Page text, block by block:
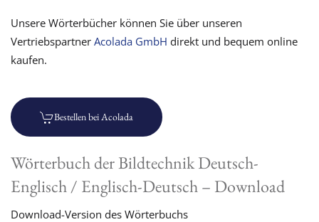
Unsere Wörterbücher können Sie über unseren
Vertriebspartner Acolada GmbH direkt und bequem online
kaufen.
Bestellen bei Acolada
Wörterbuch der Bildtechnik Deutsch-
Englisch / Englisch-Deutsch – Download
Download-Version des Wörterbuchs